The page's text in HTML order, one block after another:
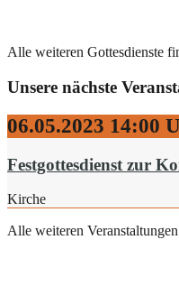
Alle weiteren Gottesdienste
Unsere nächste
06.05.2023 14:00
Festgottesdienst zur
Kirche
Alle weiteren